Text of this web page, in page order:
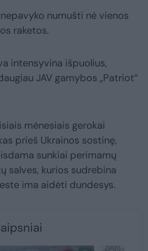
numušti nė vienos
raketos.
intensyvina išpuolius,
JAV gamybos „Patriot“
mėnesiais gerokai
prieš Ukrainos sostinę,
sunkiai perimamų
salves, kurios sudrebina
ima aidėti dundesys.